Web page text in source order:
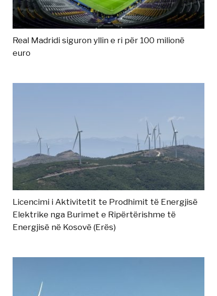
Real Madridi siguron yllin e ri për 100 milionë
euro
Licencimi i Aktivitetit te Prodhimit të Energjisë
Elektrike nga Burimet e Ripërtërishme të
Energjisë në Kosovë (Erës)